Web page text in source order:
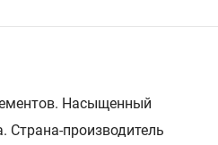
Насыщенный
Страна-производитель